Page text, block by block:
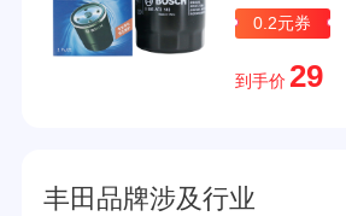
雷凌卡罗拉
0.2元券
到手价 29
丰田品牌涉及行业